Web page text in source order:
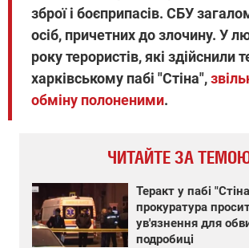
зброї і боєприпасів. СБУ
осіб, причетних до злочину. У
року терористів, які здійснили
харківському пабі "Стіна",
обміну полоненими.
ЧИТАЙТЕ ЗА
Теракт у пабі
прокуратура
ув'язнення для
подробиці